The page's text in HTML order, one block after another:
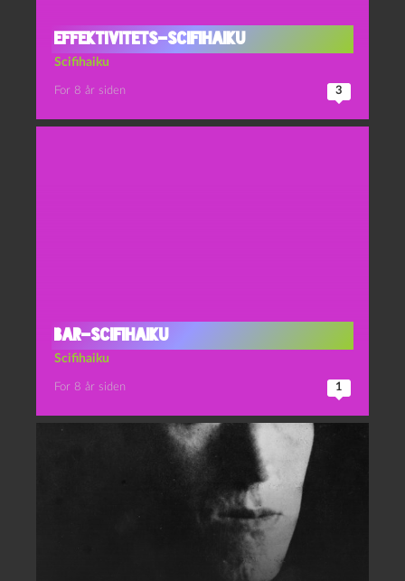
Effektivitets-scifihaiku
Scifihaiku
For 8 år siden 3
Bar-scifihaiku
Scifihaiku
For 8 år siden 1